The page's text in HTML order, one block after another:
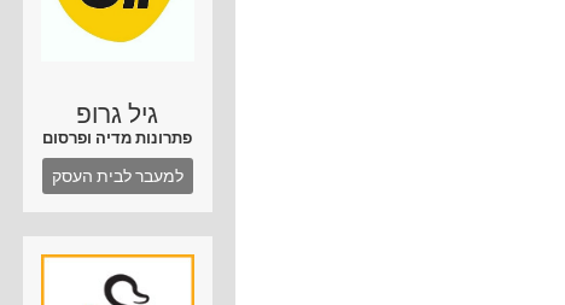
גיל גרופ
פתרונות מדיה ופרסום
למעבר לבית העסק